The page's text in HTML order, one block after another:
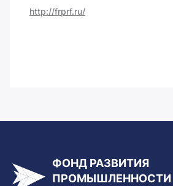
http://frprf.ru/
ФОНД РАЗВИТИЯ
ПРОМЫШЛЕННОСТИ